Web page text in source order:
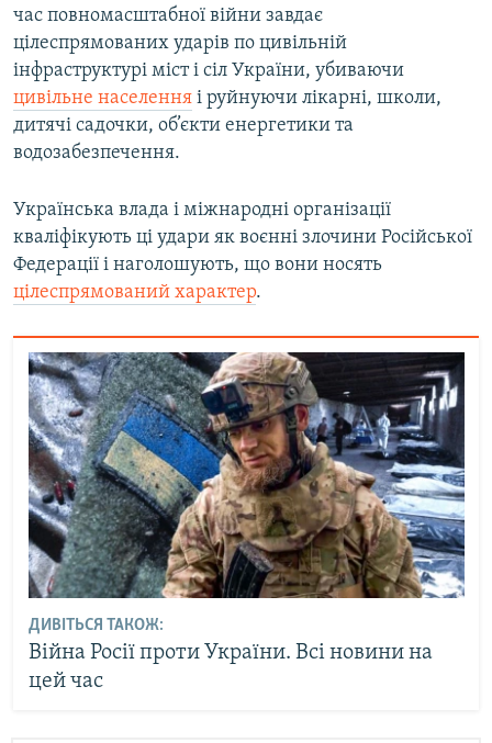
час повномасштабної війни завдає
цілеспрямованих ударів по цивільній
інфраструктурі міст і сіл України, убиваючи
цивільне населення і руйнуючи лікарні, школи,
дитячі садочки, об’єкти енергетики та
водозабезпечення.
Українська влада і міжнародні організації
кваліфікують ці удари як воєнні злочини Російської
Федерації і наголошують, що вони носять
цілеспрямований характер.
ДИВІТЬСЯ ТАКОЖ:
Війна Росії проти України. Всі новини на
цей час